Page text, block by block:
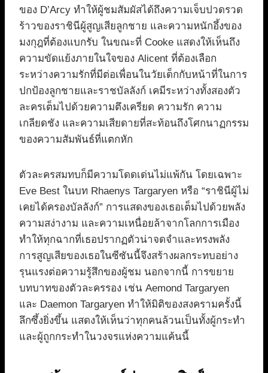
ของ D’Arcy ทำให้ผู้ชมสัมผัสได้ถึงความเจ็บปวดรวด
ร้าวของราชินีผู้สูญเสียลูกชาย และความหนักอึ้งของ
มงกุฎที่ต้องแบกรับ ในขณะที่ Cooke แสดงให้เห็นถึง
ความขัดแย้งภายในใจของ Alicent ที่ต้องเลือก
ระหว่างความรักที่มีต่อเพื่อนในวัยเด็กกับหน้าที่ในการ
ปกป้องลูกชายและราชบัลลังก์ เคมีระหว่างทั้งสองตัว
ละครเต็มไปด้วยความตึงเครียด ความรัก ความ
เกลียดชัง และความเสียดายที่สะท้อนถึงโศกนาฏกรรม
ของความสัมพันธ์ที่แตกหัก
ตัวละครสมทบก็มีความโดดเด่นไม่แพ้กัน โดยเฉพาะ
Eve Best ในบท Rhaenys Targaryen หรือ “ราชินีผู้ไม่
เคยได้ครองบัลลังก์” การแสดงของเธอเต็มไปด้วยพลัง
ความสง่างาม และความเหนื่อยล้าจากโลกการเมือง
ทำให้ทุกฉากที่เธอปรากฏตัวน่าจดจำและทรงพลัง
การสูญเสียของเธอในซีซันนี้จึงสร้างผลกระทบอย่าง
รุนแรงต่อความรู้สึกของผู้ชม นอกจากนี้ การขยาย
บทบาทของตัวละครรอง เช่น Aemond Targaryen
และ Daemon Targaryen ทำให้มิติของสงครามครั้งนี้
ลึกซึ้งยิ่งขึ้น แสดงให้เห็นว่าทุกคนล้วนเป็นทั้งผู้กระทำ
และผู้ถูกกระทำในวงจรแห่งความแค้นนี้